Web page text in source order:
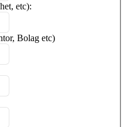
etc):
Bolag etc)